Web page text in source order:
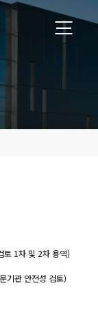
토 1차 및 2차 용역)
기관 안전성 검토)